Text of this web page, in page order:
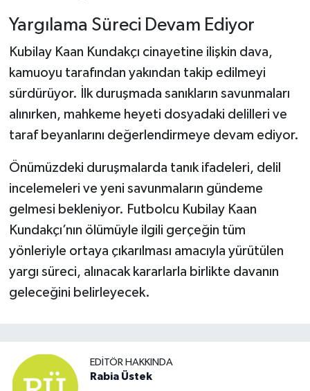
Yargılama Süreci Devam Ediyor
Kubilay Kaan Kundakçı cinayetine ilişkin dava,
kamuoyu tarafından yakından takip edilmeyi
sürdürüyor. İlk duruşmada sanıkların savunmaları
alınırken, mahkeme heyeti dosyadaki delilleri ve
taraf beyanlarını değerlendirmeye devam ediyor.
Önümüzdeki duruşmalarda tanık ifadeleri, delil
incelemeleri ve yeni savunmaların gündeme
gelmesi bekleniyor. Futbolcu Kubilay Kaan
Kundakçı’nın ölümüyle ilgili gerçeğin tüm
yönleriyle ortaya çıkarılması amacıyla yürütülen
yargı süreci, alınacak kararlarla birlikte davanın
geleceğini belirleyecek.
EDITÖR HAKKINDA
Rabia Üstek